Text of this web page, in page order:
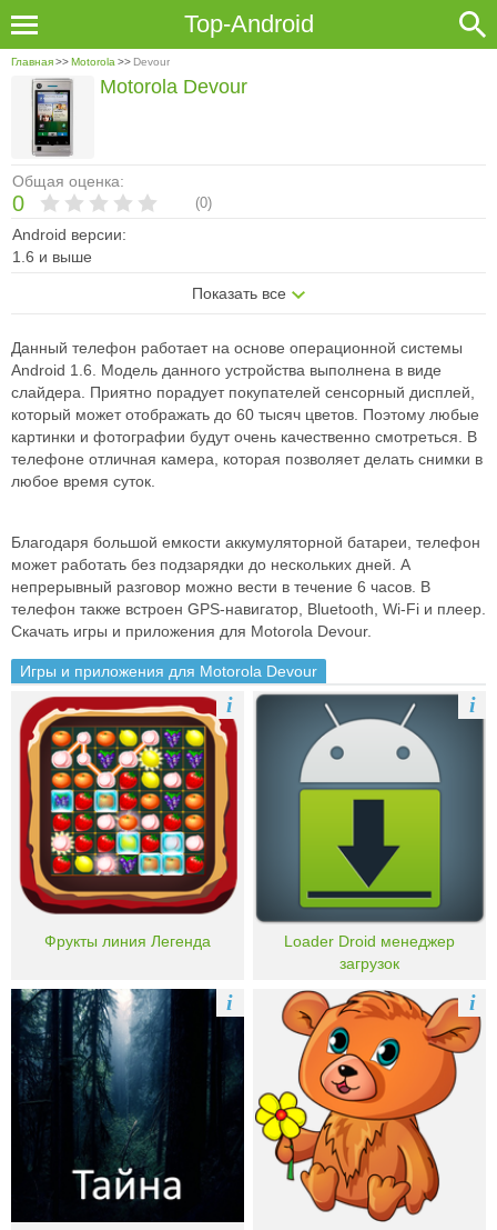
Top-Android
Главная>>Motorola >> Devour
Общая оценка:
0 (0)
Android версии:
1.6 и выше
Показать все
Motorola Devour
Данный телефон работает на основе операционной системы
Android 1.6. Модель данного устройства выполнена в виде
слайдера. Приятно порадует покупателей сенсорный дисплей,
который может отображать до 60 тысяч цветов. Поэтому любые
картинки и фотографии будут очень качественно смотреться. В
телефоне отличная камера, которая позволяет делать снимки в
любое время суток.
Благодаря большой емкости аккумуляторной батареи, телефон
может работать без подзарядки до нескольких дней. А
непрерывный разговор можно вести в течение 6 часов. В
телефон также встроен GPS-навигатор, Bluetooth, Wi-Fi и плеер.
Скачать игры и приложения для Motorola Devour.
Игры и приложения для Motorola Devour
Фрукты линия Легенда
i
Loader Droid менеджер
загрузок
i
i i